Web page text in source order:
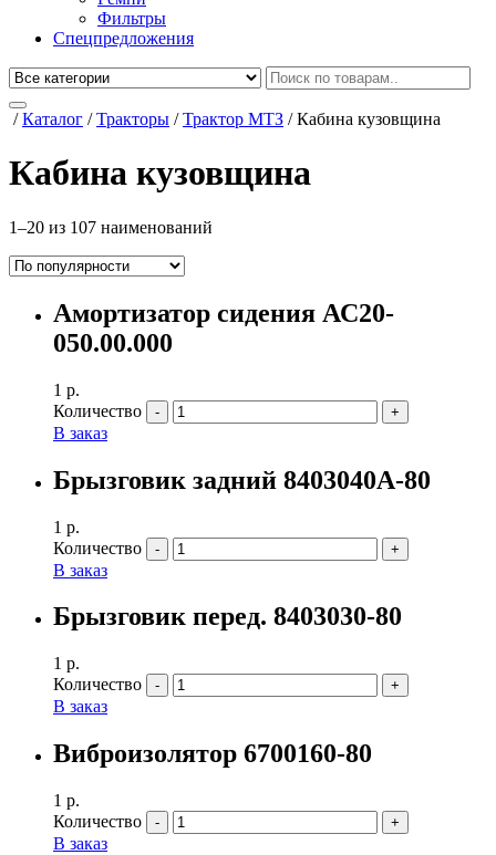
Фильтры
Спецпредложения
/Каталог /Тракторы /Трактор МТЗ /Кабина кузовщина
Кабина кузовщина
1–20 из 107 наименований
Амортизатор сидения АС20-
050.00.000
1 р.
Количество
В заказ
Брызговик задний 8403040А-80
1 р.
Количество
В заказ
Брызговик перед. 8403030-80
1 р.
Количество
В заказ
Виброизолятор 6700160-80
1 р.
Количество
В заказ